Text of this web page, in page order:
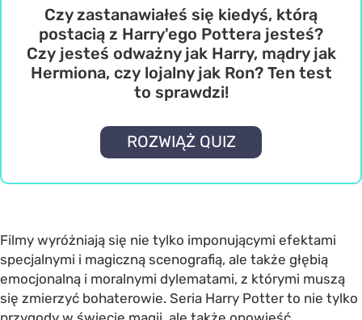
Czy zastanawiałeś się kiedyś, którą
postacią z Harry'ego Pottera jesteś?
Czy jesteś odważny jak Harry, mądry jak
Hermiona, czy lojalny jak Ron? Ten test
to sprawdzi!
ROZWIĄŻ QUIZ
Filmy wyróżniają się nie tylko imponującymi efektami
specjalnymi i magiczną scenografią, ale także głębią
emocjonalną i moralnymi dylematami, z którymi muszą
się zmierzyć bohaterowie. Seria Harry Potter to nie tylko